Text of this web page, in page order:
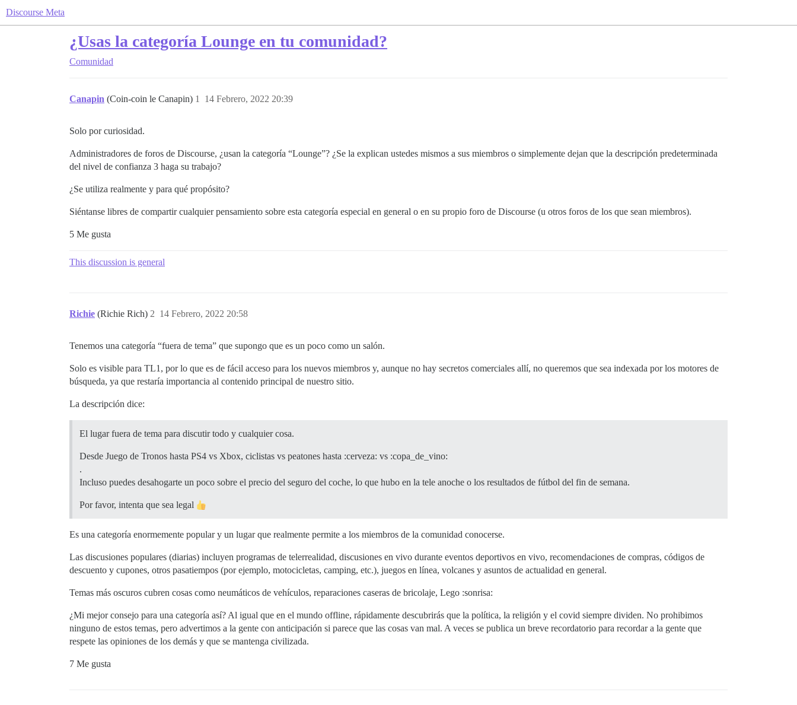
Discourse Meta
¿Usas la categoría Lounge en tu comunidad?
Comunidad
Canapin (Coin-coin le Canapin) 14 Febrero, 2022 20:39
1
Solo por curiosidad.
Administradores de foros de Discourse, ¿usan la categoría “Lounge”? ¿Se la explican ustedes mismos a sus miembros o simplemente dejan que la descripción predeterminada
del nivel de confianza 3 haga su trabajo?
¿Se utiliza realmente y para qué propósito?
Siéntanse libres de compartir cualquier pensamiento sobre esta categoría especial en general o en su propio foro de Discourse (u otros foros de los que sean miembros).
5 Me gusta
This discussion is general
Richie (Richie Rich) 14 Febrero, 2022 20:58
2
Tenemos una categoría “fuera de tema” que supongo que es un poco como un salón.
Solo es visible para TL1, por lo que es de fácil acceso para los nuevos miembros y, aunque no hay secretos comerciales allí, no queremos que sea indexada por los motores de
búsqueda, ya que restaría importancia al contenido principal de nuestro sitio.
La descripción dice:
El lugar fuera de tema para discutir todo y cualquier cosa.
Desde Juego de Tronos hasta PS4 vs Xbox, ciclistas vs peatones hasta :cerveza: vs :copa_de_vino:
.
Incluso puedes desahogarte un poco sobre el precio del seguro del coche, lo que hubo en la tele anoche o los resultados de fútbol del fin de semana.
Por favor, intenta que sea legal
Es una categoría enormemente popular y un lugar que realmente permite a los miembros de la comunidad conocerse.
Las discusiones populares (diarias) incluyen programas de telerrealidad, discusiones en vivo durante eventos deportivos en vivo, recomendaciones de compras, códigos de
descuento y cupones, otros pasatiempos (por ejemplo, motocicletas, camping, etc.), juegos en línea, volcanes y asuntos de actualidad en general.
Temas más oscuros cubren cosas como neumáticos de vehículos, reparaciones caseras de bricolaje, Lego :sonrisa:
¿Mi mejor consejo para una categoría así? Al igual que en el mundo offline, rápidamente descubrirás que la política, la religión y el covid siempre dividen. No prohibimos
ninguno de estos temas, pero advertimos a la gente con anticipación si parece que las cosas van mal. A veces se publica un breve recordatorio para recordar a la gente que
respete las opiniones de los demás y que se mantenga civilizada.
7 Me gusta